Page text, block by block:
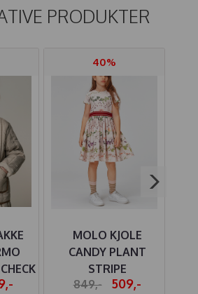
PRODUKTER
40%
MOLO KJOLE
CANDY PLANT
STRIPE
849,-
509,-